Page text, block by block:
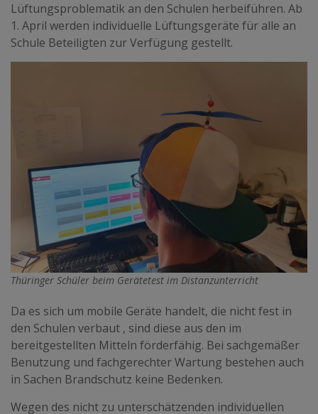
Lüftungsproblematik an den Schulen herbeiführen. Ab
1. April werden individuelle Lüftungsgeräte für alle an
Schule Beteiligten zur Verfügung gestellt.
Thüringer Schüler beim Gerätetest im Distanzunterricht
Da es sich um mobile Geräte handelt, die nicht fest in
den Schulen verbaut , sind diese aus den im
bereitgestellten Mitteln förderfähig. Bei sachgemäßer
Benutzung und fachgerechter Wartung bestehen auch
in Sachen Brandschutz keine Bedenken.
Wegen des nicht zu unterschätzenden individuellen